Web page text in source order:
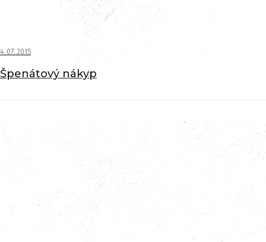
4. 07. 2015
Špenátový nákyp